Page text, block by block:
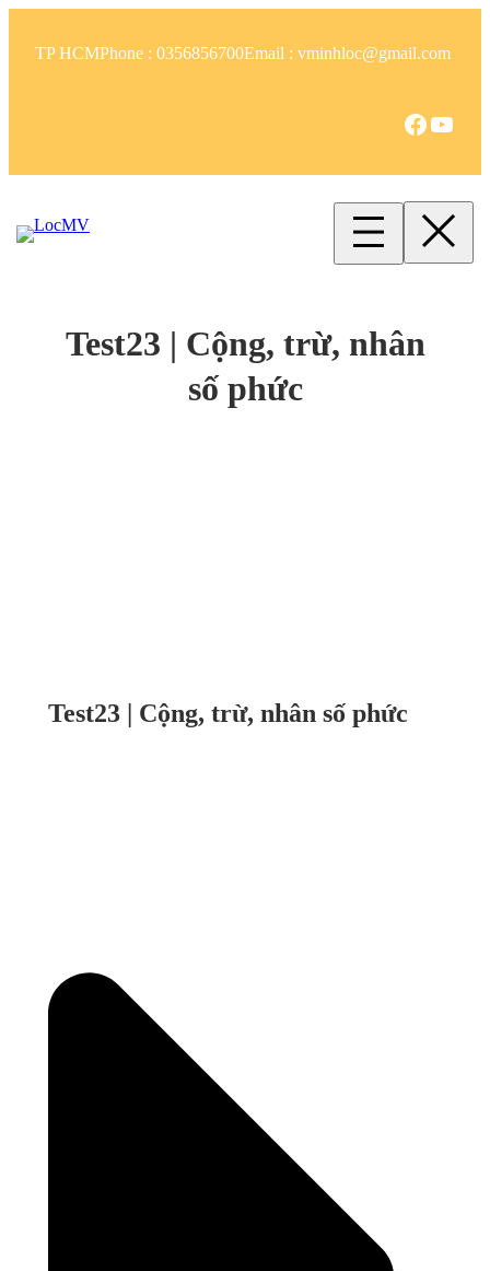
TP HCMPhone : 0356856700Email : vminhloc@gmail.com
Facebook YouTube
Test23 | Cộng, trừ, nhân
số phức
Test23 | Cộng, trừ, nhân số phức